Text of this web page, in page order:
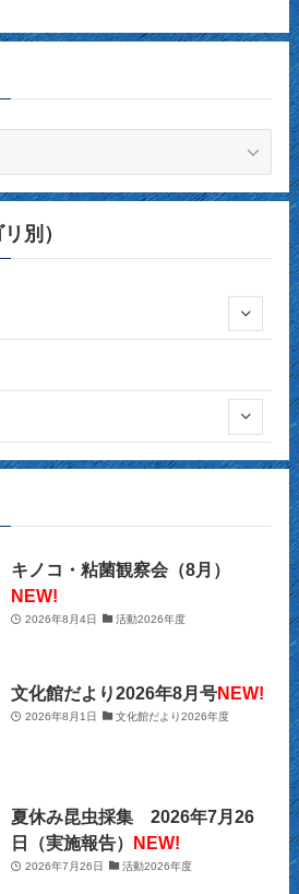
別）
(4)
(13)
(9)
(12)
(2)
キノコ・粘菌観察会（8月）
NEW!
2026年8月4日 活動2026年度
文化館だより2026年8月号NEW!
2026年8月1日 文化館だより2026年度
夏休み昆虫採集 2026年7月26
日（実施報告） NEW!
2026年7月26日 活動2026年度